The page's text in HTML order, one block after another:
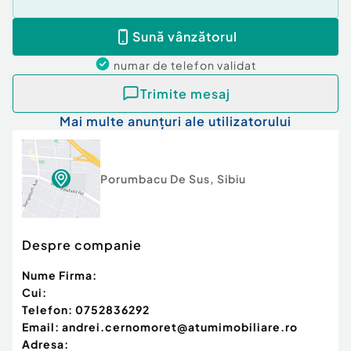
Sună vânzătorul
numar de telefon validat
Trimite mesaj
Mai multe anunțuri ale utilizatorului
Porumbacu De Sus, Sibiu
Despre companie
Nume Firma:
Cui:
Telefon: 0752836292
Email: andrei.cernomoret@atumimobiliare.ro
Adresa: